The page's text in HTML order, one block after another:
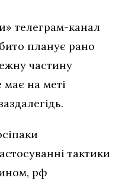
телеграм-канал
планує рано
частину
має на меті
тактики
рф